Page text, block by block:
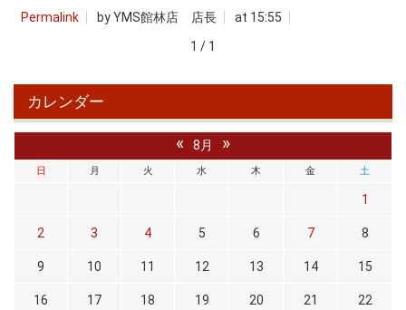
Permalink by YMS館林店 店長
at 15:55
1 / 1
カレンダー
« 8月 »
日 月 火 水 木 金 土
1
2 3 4 5 6 7 8
9 10 11 12 13 14 15
16 17 18 19 20 21 22